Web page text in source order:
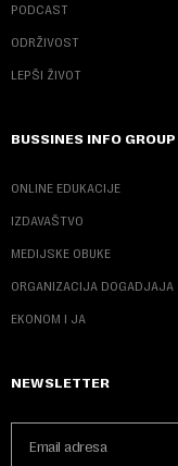
PODCAST
ODRŽIVOST
LEPŠI ŽIVOT
BUSSINES INFO GROUP
ONLINE EDUKACIJE
IZDAVAŠTVO
MEDIJSKE OBUKE
ORGANIZACIJA DOGADJAJA
EKONOM I JA
NEWSLETTER